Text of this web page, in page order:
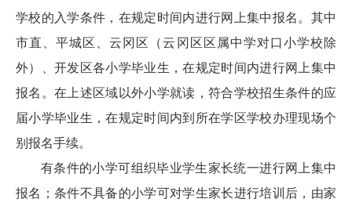
学校的入学条件，在规定时间内进行网上集中报名。其中
市直、平城区、云冈区（云冈区区属中学对口小学校除
外）、开发区各小学毕业生，在规定时间内进行网上集中
报名。在上述区域以外小学就读，符合学校招生条件的应
届小学毕业生，在规定时间内到所在学区学校办理现场个
别报名手续。
有条件的小学可组织毕业学生家长统一进行网上集中
报名；条件不具备的小学可对学生家长进行培训后，由家